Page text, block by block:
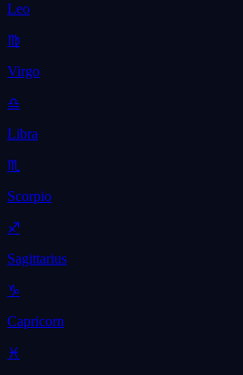
Leo
♍
Virgo
♎
Libra
♏
Scorpio
♐
Sagittarius
♑
Capricorn
♓